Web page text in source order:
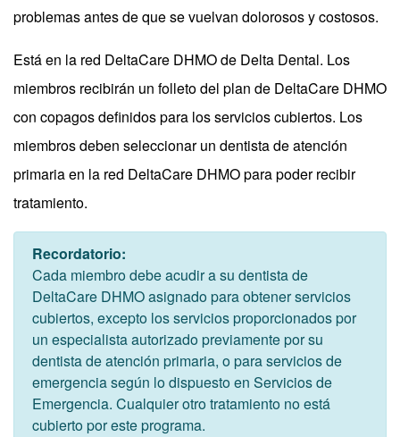
problemas antes de que se vuelvan dolorosos y costosos.
Está en la red DeltaCare DHMO de Delta Dental. Los
miembros recibirán un folleto del plan de DeltaCare DHMO
con copagos definidos para los servicios cubiertos. Los
miembros deben seleccionar un dentista de atención
primaria en la red DeltaCare DHMO para poder recibir
tratamiento.
Recordatorio:
Cada miembro debe acudir a su dentista de
DeltaCare DHMO asignado para obtener servicios
cubiertos, excepto los servicios proporcionados por
un especialista autorizado previamente por su
dentista de atención primaria, o para servicios de
emergencia según lo dispuesto en Servicios de
Emergencia. Cualquier otro tratamiento no está
cubierto por este programa.